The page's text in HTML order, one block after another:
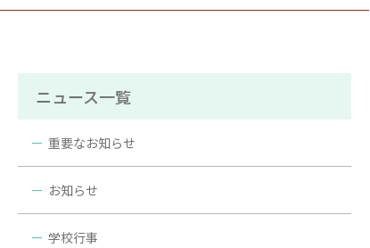
ニュース一覧
重要なお知らせ
お知らせ
学校行事